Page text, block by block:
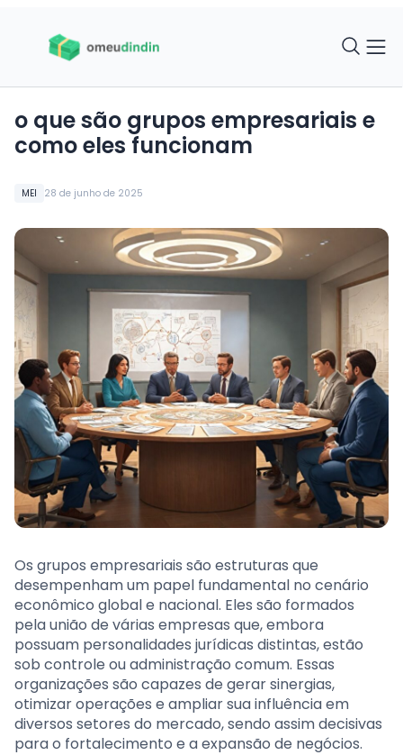
MEI 28 de junho de 2025
o que são grupos empresariais e
como eles funcionam
Os grupos empresariais são estruturas que
desempenham um papel fundamental no cenário
econômico global e nacional. Eles são formados
pela união de várias empresas que, embora
possuam personalidades jurídicas distintas, estão
sob controle ou administração comum. Essas
organizações são capazes de gerar sinergias,
otimizar operações e ampliar sua influência em
diversos setores do mercado, sendo assim decisivas
para o fortalecimento e a expansão de negócios.